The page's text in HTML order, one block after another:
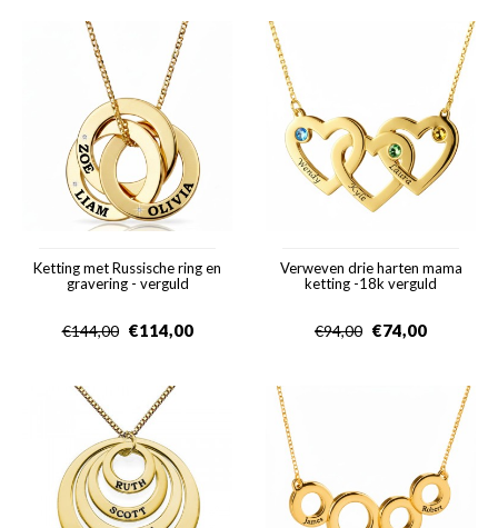
Ketting met Russische ring en
gravering - verguld
€144,00 €114,00
Verweven drie harten mama
ketting -18k verguld
€94,00 €74,00